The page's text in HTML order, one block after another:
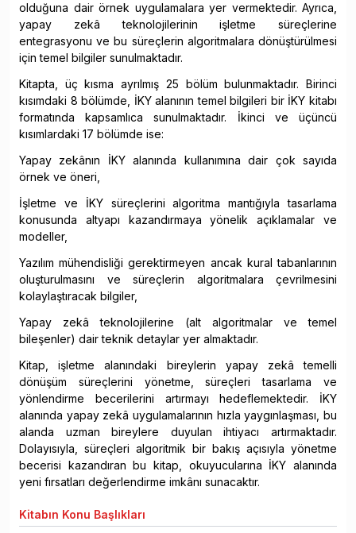
olduğuna dair örnek uygulamalara yer vermektedir. Ayrıca,
yapay zekâ teknolojilerinin işletme süreçlerine
entegrasyonu ve bu süreçlerin algoritmalara dönüştürülmesi
için temel bilgiler sunulmaktadır.
Kitapta, üç kısma ayrılmış 25 bölüm bulunmaktadır. Birinci
kısımdaki 8 bölümde, İKY alanının temel bilgileri bir İKY kitabı
formatında kapsamlıca sunulmaktadır. İkinci ve üçüncü
kısımlardaki 17 bölümde ise:
Yapay zekânın İKY alanında kullanımına dair çok sayıda
örnek ve öneri,
İşletme ve İKY süreçlerini algoritma mantığıyla tasarlama
konusunda altyapı kazandırmaya yönelik açıklamalar ve
modeller,
Yazılım mühendisliği gerektirmeyen ancak kural tabanlarının
oluşturulmasını ve süreçlerin algoritmalara çevrilmesini
kolaylaştıracak bilgiler,
Yapay zekâ teknolojilerine (alt algoritmalar ve temel
bileşenler) dair teknik detaylar yer almaktadır.
Kitap, işletme alanındaki bireylerin yapay zekâ temelli
dönüşüm süreçlerini yönetme, süreçleri tasarlama ve
yönlendirme becerilerini artırmayı hedeflemektedir. İKY
alanında yapay zekâ uygulamalarının hızla yaygınlaşması, bu
alanda uzman bireylere duyulan ihtiyacı artırmaktadır.
Dolayısıyla, süreçleri algoritmik bir bakış açısıyla yönetme
becerisi kazandıran bu kitap, okuyucularına İKY alanında
yeni fırsatları değerlendirme imkânı sunacaktır.
Kitabın Konu Başlıkları